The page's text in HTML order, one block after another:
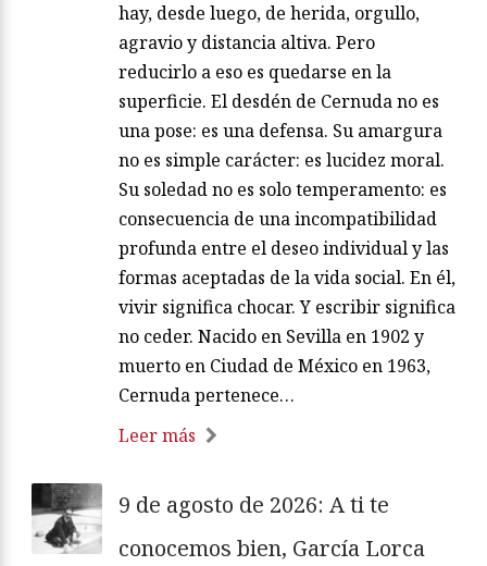
hay, desde luego, de herida, orgullo,
agravio y distancia altiva. Pero
reducirlo a eso es quedarse en la
superficie. El desdén de Cernuda no es
una pose: es una defensa. Su amargura
no es simple carácter: es lucidez moral.
Su soledad no es solo temperamento: es
consecuencia de una incompatibilidad
profunda entre el deseo individual y las
formas aceptadas de la vida social. En él,
vivir significa chocar. Y escribir significa
no ceder. Nacido en Sevilla en 1902 y
muerto en Ciudad de México en 1963,
Cernuda pertenece…
Leer más
9 de agosto de 2026: A ti te
conocemos bien, García Lorca